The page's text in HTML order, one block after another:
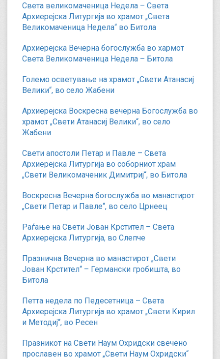
Света великомаченица Недела – Света
Архиерејска Литургија во храмот „Света
Великомаченица Недела“ во Битола
Архиерејска Вечерна богослужба во хармот
Света Великомаченица Недела – Битола
Големо осветување на храмот „Свети Атанасиј
Велики“, во село Жабени
Архиерејска Воскресна вечерна Богослужба во
храмот „Свети Атанасиј Велики“, во село
Жабени
Свети апостоли Петар и Павле – Света
Архиерејска Литургија во соборниот храм
„Свети Великомаченик Димитриј“, во Битола
Воскресна Вечерна богослужба во манастирот
„Свети Петар и Павле“, во село Црнеец
Раѓање на Свети Јован Крстител – Света
Архиерејска Литургија, во Слепче
Празнична Вечерна во манастирот „Свети
Јован Крстител“ – Германски гробишта, во
Битола
Петта недела по Педесетница – Света
Архиерејска Литургија во храмот „Свети Кирил
и Методиј“, во Ресен
Празникот на Свети Наум Охридски свечено
прославен во храмот „Свети Наум Охридски“